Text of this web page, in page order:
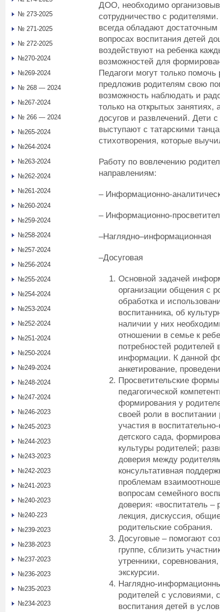
ДОО, необходимо
сотрудничество с
всегда обладают
вопросах воспитания детей
воздействуют на ребенка
возможностей для
Педагоги могут только
предложив родителям свою
возможность наблюдать и
только на открытых занятиях,
досугов и развлечений. Дети
выступают с татарскими
стихотворения, которые
Работу по вовлечению
направлениям:
– Информационно-
– Информационно-
–Наглядно–информационная
–Досуговая
Основной задачей
организации общения с
обработка и
воспитанника, об
наличии у них
отношении в семье к
потребностей родителей
информации. К данной
анкетирование,
Просветительские
педагогической
формирования у
своей роли в
участия в
детского сада,
культуры родителей;
доверия между
консультативная
проблемам
вопросам семейного
доверия: «воспитатель –
лекция, дискуссия,
родительские собрания.
Досуговые – помогают
группе, сблизить
утренники,
экскурсии.
Наглядно-
родителей с условиями,
воспитания детей в
№ 273-2025
№ 271-2025
№ 272-2025
№270-2024
№269-2024
№ 268 — 2024
№267-2024
№ 266 — 2024
№265-2024
№264-2024
№263-2024
№262-2024
№261-2024
№260-2024
№259-2024
№258-2024
№257-2024
№256-2024
№255-2024
№254-2024
№253-2024
№252-2024
№251-2024
№250-2024
№249-2024
№248-2024
№247-2024
№246-2023
№245-2023
№244-2023
№243-2023
№242-2023
№241-2023
№240-2023
№240-223
№239-2023
№238-2023
№237-2023
№236-2023
№235-2023
№234-2023